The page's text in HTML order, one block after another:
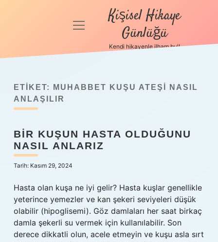
Anasayfa
Politikası
Yasal Uyarı
Hakkımızda
menüyü
Kişisel Hikaye
Günlüğü
Kendi hikayenle ilham bul!
ETIKET:
MUHABBET KUŞU ATEŞI NASIL
ANLAŞILIR
BIR KUŞUN HASTA OLDUĞUNU
NASIL ANLARIZ
Tarih: Kasım 29, 2024
Hasta olan kuşa ne iyi gelir? Hasta kuşlar genellikle
yeterince yemezler ve kan şekeri seviyeleri düşük
olabilir (hipoglisemi). Göz damlaları her saat birkaç
damla şekerli su vermek için kullanılabilir. Son
derece dikkatli olun, acele etmeyin ve kuşu asla sırt